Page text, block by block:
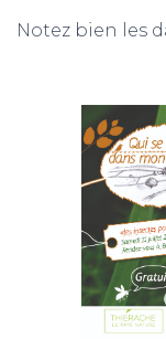
Notez bien les